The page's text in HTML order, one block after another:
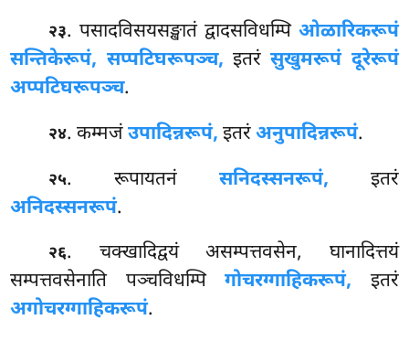
२३. पसादविसयसङ्खातं द्वादसविधम्पि ओळारिकरूपं
सन्तिकेरूपं, सप्पटिघरूपञ्च, इतरंसुखुमरूपं दूरेरूपं
अप्पटिघरूपञ्च.
२४. कम्मजंउपादिन्नरूपं, इतरंअनुपादिन्नरूपं.
२५. रूपायतनं सनिदस्सनरूपं, इतरं
अनिदस्सनरूपं.
२६. चक्खादिद्वयं असम्पत्तवसेन, घानादित्तयं
सम्पत्तवसेनाति पञ्चविधम्पिगोचरग्गाहिकरूपं, इतरं
अगोचरग्गाहिकरूपं.